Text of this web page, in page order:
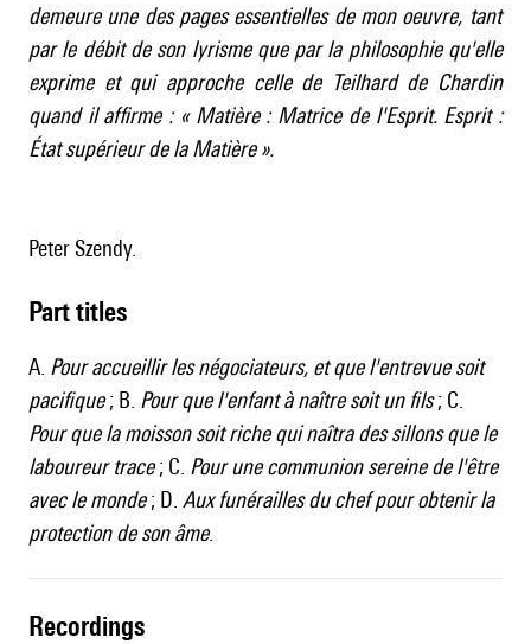
demeure une des pages essentielles de mon oeuvre, tant
par le débit de son lyrisme que par la philosophie qu'elle
exprime et qui approche celle de Teilhard de Chardin
quand il affirme : « Matière : Matrice de l'Esprit. Esprit :
État supérieur de la Matière ».
Peter Szendy.
Part titles
A. Pour accueillir les négociateurs, et que l'entrevue soit
pacifique; B. Pour que l'enfant à naître soit un fils; C.
Pour que la moisson soit riche qui naîtra des sillons que le
laboureur trace; C. Pour une communion sereine de l'être
avec le monde; D. Aux funérailles du chef pour obtenir la
protection de son âme.
recordings